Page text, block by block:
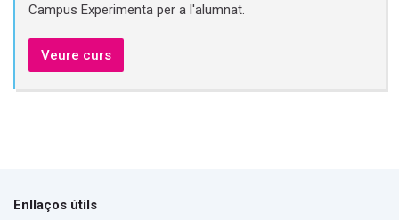
Campus Experimenta per a l'alumnat.
Veure curs
Enllaços útils